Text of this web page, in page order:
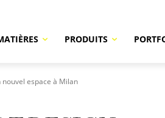
PRODUITS
nouvel espace à Milan